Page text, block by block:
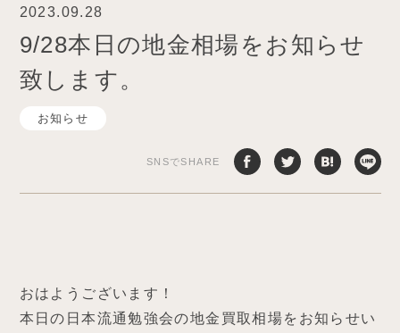
2023.09.28
9/28本日の地金相場をお知らせ
致します。
お知らせ
SNSでSHARE
おはようございます！
本日の日本流通勉強会の地金買取相場をお知らせい